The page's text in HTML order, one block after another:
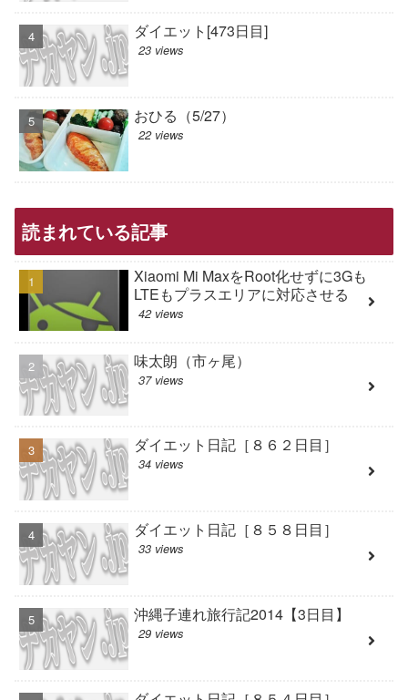
ダイエット[473日目]
23 views
おひる（5/27）
22 views
読まれている記事
Xiaomi Mi MaxをRoot化せずに3Gも
LTEもプラスエリアに対応させる
42 views
味太朗（市ヶ尾）
37 views
ダイエット日記［８６２日目］
34 views
ダイエット日記［８５８日目］
33 views
沖縄子連れ旅行記2014【3日目】
29 views